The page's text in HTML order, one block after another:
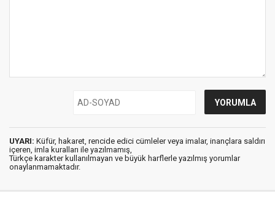
UYARI: Küfür, hakaret, rencide edici cümleler veya imalar, inançlara saldırı
içeren, imla kuralları ile yazılmamış,
Türkçe karakter kullanılmayan ve büyük harflerle yazılmış yorumlar
onaylanmamaktadır.